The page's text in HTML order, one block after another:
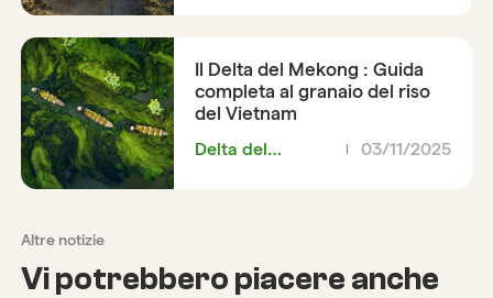
Il Delta del Mekong : Guida
completa al granaio del riso
del Vietnam
Delta del
03/11/2025
Altre notizie
Vi potrebbero piacere anche